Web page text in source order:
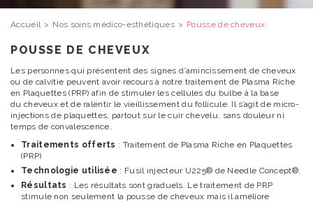
Accueil Nos soins médico-esthétiques Pousse de cheveux
POUSSE DE CHEVEUX
Les personnes qui présentent des signes d’amincissement de cheveux
ou de calvitie peuvent avoir recours à notre traitement de Plasma Riche
en Plaquettes (PRP) afin de stimuler les cellules du bulbe à la base
du cheveux et de ralentir le vieillissement du follicule. Il s’agit de micro-
injections de plaquettes, partout sur le cuir chevelu, sans douleur ni
temps de convalescence.
Traitements offerts : Traitement de Plasma Riche en Plaquettes
(PRP)
Technologie utilisée : Fusil injecteur U225® de Needle Concept®.
Résultats : Les résultats sont graduels. Le traitement de PRP
stimule non seulement la pousse de cheveux mais il améliore